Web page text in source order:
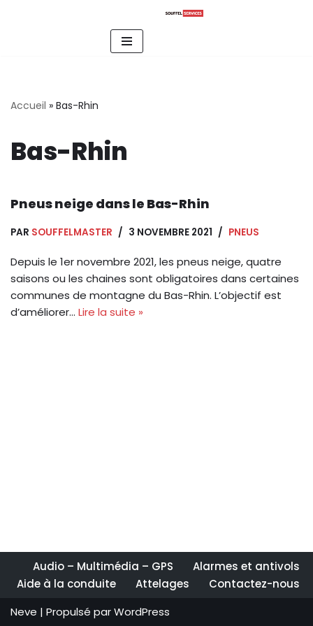
Accueil » Bas-Rhin
Bas-Rhin
Pneus neige dans le Bas-Rhin
PAR SOUFFELMASTER 3 NOVEMBRE 2021 PNEUS
Depuis le 1er novembre 2021, les pneus neige, quatre
saisons ou les chaines sont obligatoires dans certaines
communes de montagne du Bas-Rhin. L’objectif est
d’améliorer… Lire la suite »
Audio – Multimédia – GPS
Alarmes et antivols
Aide à la conduite
Attelages
Contactez-nous
Neve | Propulsé parWordPress